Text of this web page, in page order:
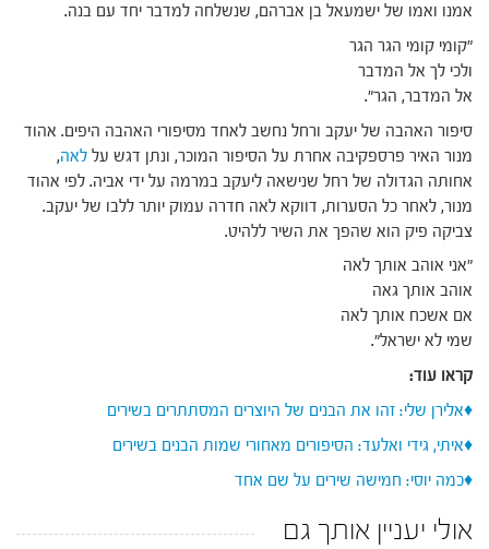
אמנו ואמו של ישמעאל בן אברהם, שנשלחה למדבר יחד עם בנה.
"קומי קומי הגר הגר
ולכי לך אל המדבר
אל המדבר, הגר".
סיפור האהבה של יעקב ורחל נחשב לאחד מסיפורי האהבה היפים. אהוד
מנור האיר פרספקיבה אחרת על הסיפור המוכר, ונתן דגש על לאה,
אחותה הגדולה של רחל שנישאה ליעקב במרמה על ידי אביה. לפי אהוד
מנור, לאחר כל הסערות, דווקא לאה חדרה עמוק יותר ללבו של יעקב.
צביקה פיק הוא שהפך את השיר ללהיט.
"אני אוהב אותך לאה
אוהב אותך גאה
אם אשכח אותך לאה
שמי לא ישראל".
קראו עוד:
♦אלירן שלי: זהו את הבנים של היוצרים המסתתרים בשירים
♦איתי, גידי ואלעד: הסיפורים מאחורי שמות הבנים בשירים
♦כמה יוסי: חמישה שירים על שם אחד
אולי יעניין אותך גם